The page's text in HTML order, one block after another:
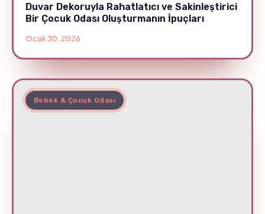
Duvar Dekoruyla Rahatlatıcı ve Sakinleştirici
Bir Çocuk Odası Oluşturmanın İpuçları
Ocak 30, 2026
Bebek & Çocuk Odası